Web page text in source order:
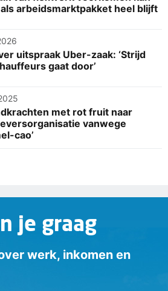
arbeidsmarktpakket heel blijft
uitspraak Uber-zaak: ‘Strijd
gaat door’
met rot fruit naar
vanwege
cao’
je graag
werk, inkomen en